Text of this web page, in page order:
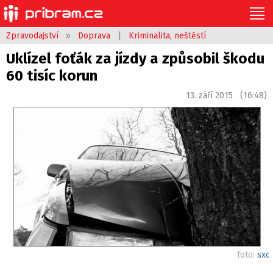
Zpravodajství » Doprava Kriminalita, neštěstí
Uklízel foťák za jízdy a způsobil škodu
60 tisíc korun
13. září 2015 (16:48)
foto: sxc